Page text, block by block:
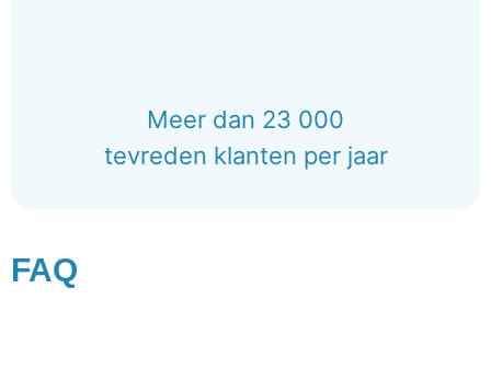
Meer dan 23 000
tevreden klanten per jaar
FAQ